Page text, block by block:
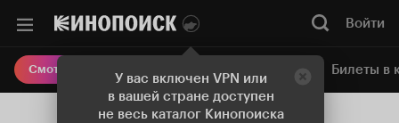
У вас включен VPN или
в вашей стране доступен
не весь каталог Кинопоиска
Войти
Смотреть кино Онлайн-кинотеатр Билеты в